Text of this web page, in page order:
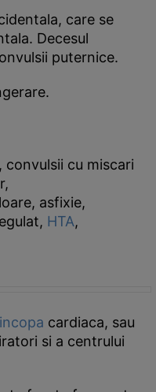
care se
Decesul
puternice.
, convulsii cu miscari
asfixie,
HTA,
cardiaca, sau
si a centrului